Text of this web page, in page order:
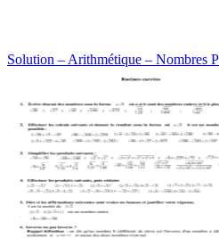
Solution – Arithmétique – Nombres